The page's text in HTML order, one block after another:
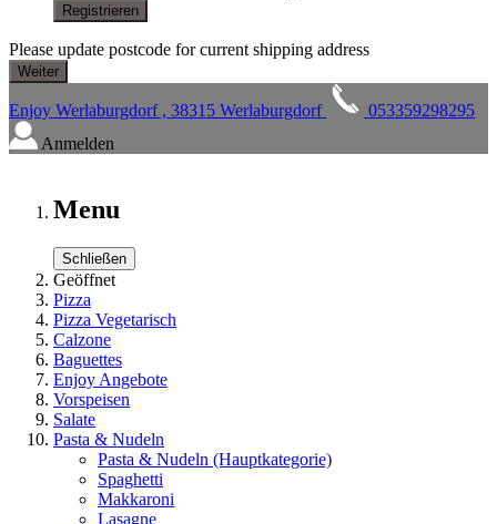
Registrieren
Please update postcode for current shipping address
Enjoy Werlaburgdorf , 38315 Werlaburgdorf
053359298295
Anmelden
Menu
Schließen
Geöffnet
Pizza
Pizza Vegetarisch
Calzone
Baguettes
Enjoy Angebote
Vorspeisen
Salate
Pasta & Nudeln
Pasta & Nudeln (Hauptkategorie)
Spaghetti
Makkaroni
Lasagne